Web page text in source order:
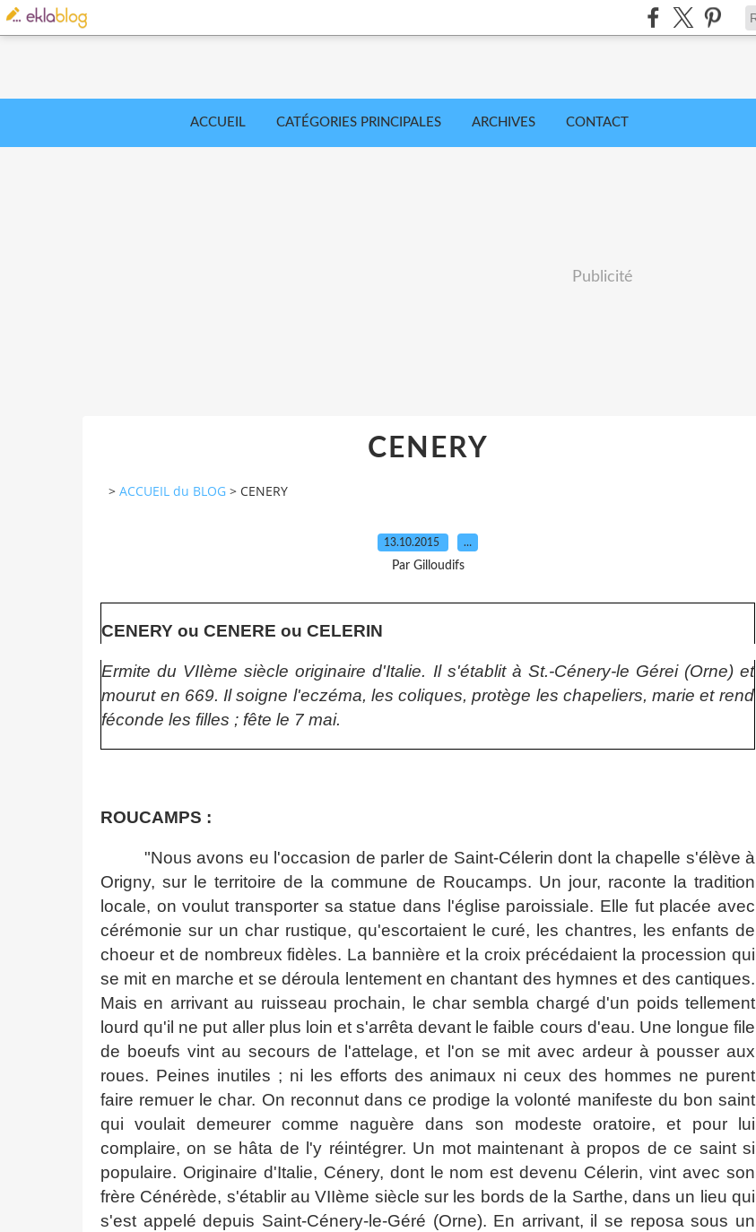
ACCUEIL CATÉGORIES PRINCIPALES ARCHIVES CONTACT
Publicité
CENERY
> ACCUEIL du BLOG > CENERY
13.10.2015 …
Par Gilloudifs
CENERY ou CENERE ou CELERIN
Ermite du VIIème siècle originaire d'Italie. Il s'établit à St.-Cénery-le Gérei (Orne) et
mourut en 669. Il soigne l'eczéma, les coliques, protège les chapeliers, marie et rend
féconde les filles ; fête le 7 mai.
ROUCAMPS :
"Nous avons eu l'occasion de parler de Saint-Célerin dont la chapelle s'élève à
Origny, sur le territoire de la commune de Roucamps. Un jour, raconte la tradition
locale, on voulut transporter sa statue dans l'église paroissiale. Elle fut placée avec
cérémonie sur un char rustique, qu'escortaient le curé, les chantres, les enfants de
choeur et de nombreux fidèles. La bannière et la croix précédaient la procession qui
se mit en marche et se déroula lentement en chantant des hymnes et des cantiques.
Mais en arrivant au ruisseau prochain, le char sembla chargé d'un poids tellement
lourd qu'il ne put aller plus loin et s'arrêta devant le faible cours d'eau. Une longue file
de boeufs vint au secours de l'attelage, et l'on se mit avec ardeur à pousser aux
roues. Peines inutiles ; ni les efforts des animaux ni ceux des hommes ne purent
faire remuer le char. On reconnut dans ce prodige la volonté manifeste du bon saint
qui voulait demeurer comme naguère dans son modeste oratoire, et pour lui
complaire, on se hâta de l'y réintégrer. Un mot maintenant à propos de ce saint si
populaire. Originaire d'Italie, Cénery, dont le nom est devenu Célerin, vint avec son
frère Cénérède, s'établir au VIIème siècle sur les bords de la Sarthe, dans un lieu qui
s'est appelé depuis Saint-Cénery-le-Géré (Orne). En arrivant, il se reposa sous un